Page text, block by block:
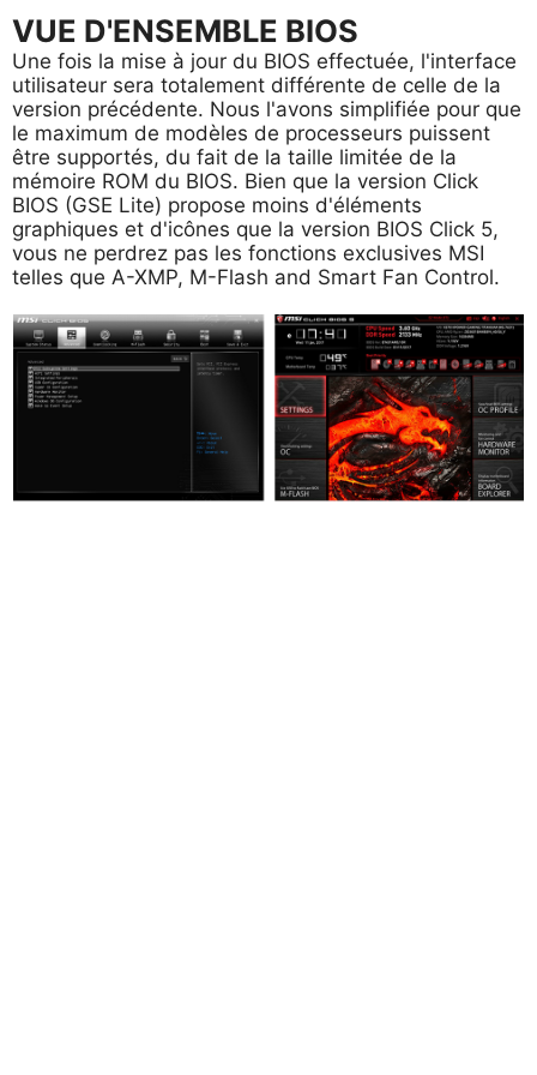
VUE D'ENSEMBLE BIOS
Une fois la mise à jour du BIOS effectuée, l'interface
utilisateur sera totalement différente de celle de la
version précédente. Nous l'avons simplifiée pour que
le maximum de modèles de processeurs puissent
être supportés, du fait de la taille limitée de la
mémoire ROM du BIOS. Bien que la version Click
BIOS (GSE Lite) propose moins d'éléments
graphiques et d'icônes que la version BIOS Click 5,
vous ne perdrez pas les fonctions exclusives MSI
telles que A-XMP, M-Flash and Smart Fan Control.